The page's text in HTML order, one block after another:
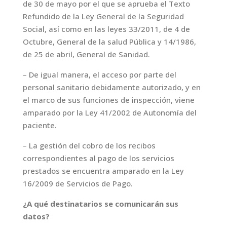
de 30 de mayo por el que se aprueba el Texto
Refundido de la Ley General de la Seguridad
Social, así como en las leyes 33/2011, de 4 de
Octubre, General de la salud Pública y 14/1986,
de 25 de abril, General de Sanidad.
– De igual manera, el acceso por parte del
personal sanitario debidamente autorizado, y en
el marco de sus funciones de inspección, viene
amparado por la Ley 41/2002 de Autonomía del
paciente.
– La gestión del cobro de los recibos
correspondientes al pago de los servicios
prestados se encuentra amparado en la Ley
16/2009 de Servicios de Pago.
¿A qué destinatarios se comunicarán sus
datos?